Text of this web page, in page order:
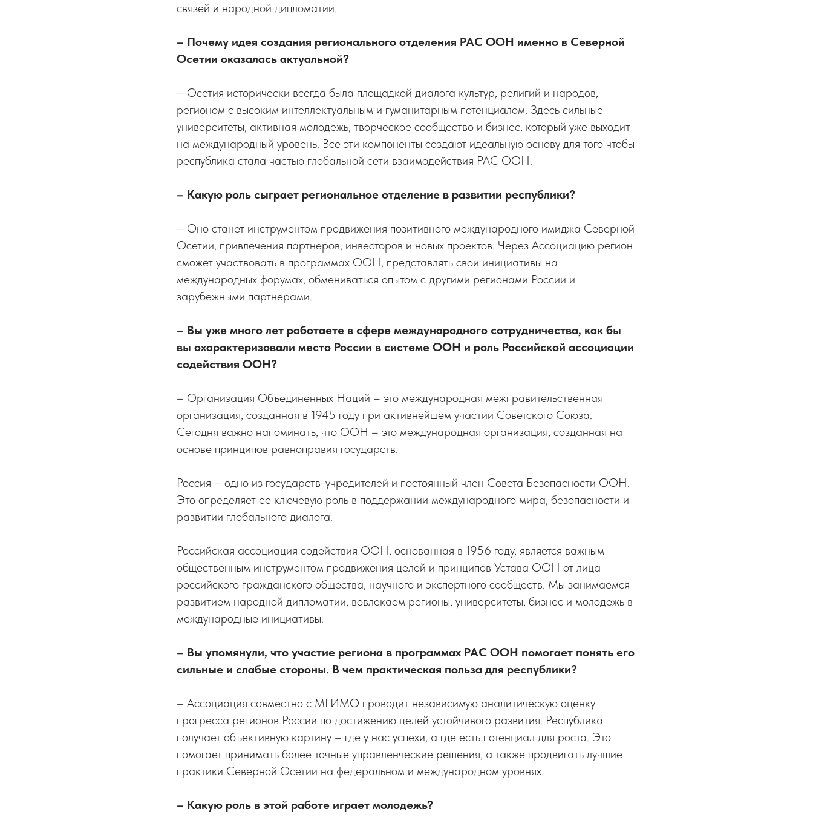
связей и народной дипломатии.
– Почему идея создания регионального отделения РАС ООН именно в Северной
Осетии оказалась актуальной?
– Осетия исторически всегда была площадкой диалога культур, религий и народов,
регионом с высоким интеллектуальным и гуманитарным потенциалом. Здесь сильные
университеты, активная молодежь, творческое сообщество и бизнес, который уже выходит
на международный уровень. Все эти компоненты создают идеальную основу для того чтобы
республика стала частью глобальной сети взаимодействия РАС ООН.
– Какую роль сыграет региональное отделение в развитии республики?
– Оно станет инструментом продвижения позитивного международного имиджа Северной
Осетии, привлечения партнеров, инвесторов и новых проектов. Через Ассоциацию регион
сможет участвовать в программах ООН, представлять свои инициативы на
международных форумах, обмениваться опытом с другими регионами России и
зарубежными партнерами.
– Вы уже много лет работаете в сфере международного сотрудничества, как бы
вы охарактеризовали место России в системе ООН и роль Российской ассоциации
содействия ООН?
– Организация Объединенных Наций – это международная межправительственная
организация, созданная в 1945 году при активнейшем участии Советского Союза.
Сегодня важно напоминать, что ООН – это международная организация, созданная на
основе принципов равноправия государств.
Россия – одно из государств-учредителей и постоянный член Совета Безопасности ООН.
Это определяет ее ключевую роль в поддержании международного мира, безопасности и
развитии глобального диалога.
Российская ассоциация содействия ООН, основанная в 1956 году, является важным
общественным инструментом продвижения целей и принципов Устава ООН от лица
российского гражданского общества, научного и экспертного сообществ. Мы занимаемся
развитием народной дипломатии, вовлекаем регионы, университеты, бизнес и молодежь в
международные инициативы.
– Вы упомянули, что участие региона в программах РАС ООН помогает понять его
сильные и слабые стороны. В чем практическая польза для республики?
– Ассоциация совместно с МГИМО проводит независимую аналитическую оценку
прогресса регионов России по достижению целей устойчивого развития. Республика
получает объективную картину – где у нас успехи, а где есть потенциал для роста. Это
помогает принимать более точные управленческие решения, а также продвигать лучшие
практики Северной Осетии на федеральном и международном уровнях.
– Какую роль в этой работе играет молодежь?